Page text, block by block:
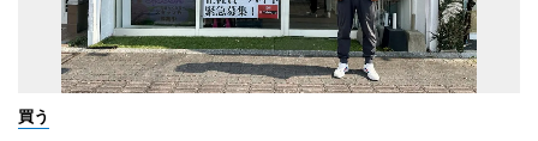
買う